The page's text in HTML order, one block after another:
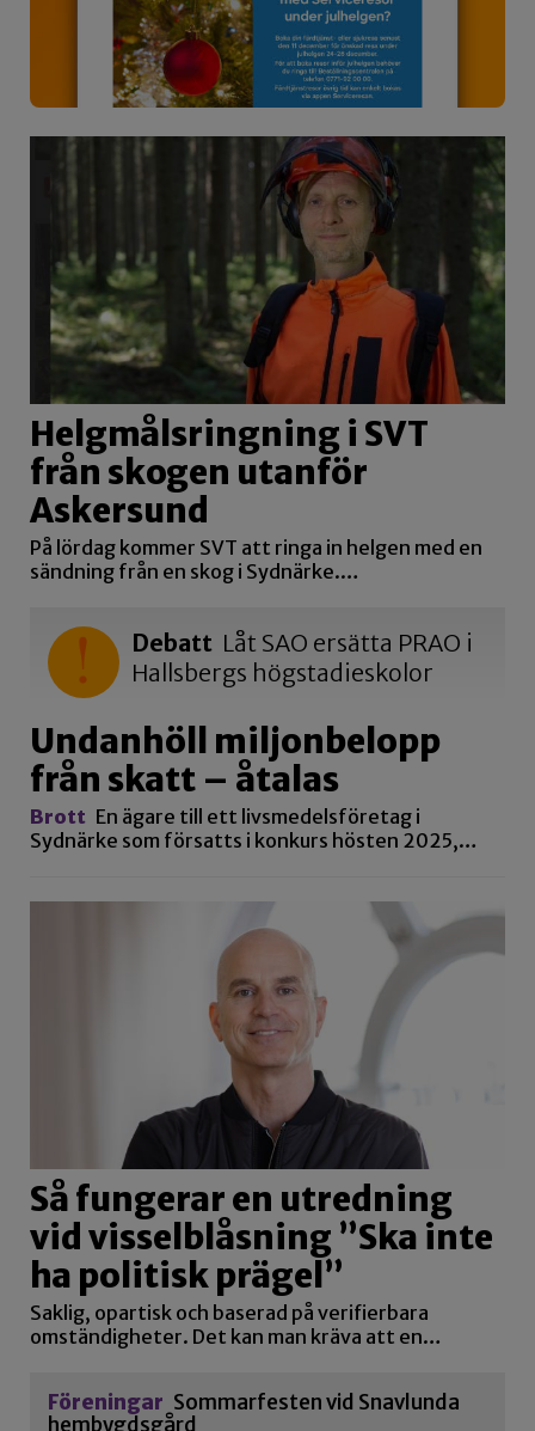
Helgmålsringning i SVT
från skogen utanför
Askersund
På lördag kommer SVT att ringa in helgen med en
sändning från en skog i Sydnärke.…
Debatt Låt SAO ersätta PRAO i
Hallsbergs högstadieskolor
Undanhöll miljonbelopp
från skatt – åtalas
Brott En ägare till ett livsmedelsföretag i
Sydnärke som försatts i konkurs hösten 2025,…
Så fungerar en utredning
vid visselblåsning ”Ska inte
ha politisk prägel”
Saklig, opartisk och baserad på verifierbara
omständigheter. Det kan man kräva att en…
Föreningar Sommarfesten vid Snavlunda
hembygdsgård